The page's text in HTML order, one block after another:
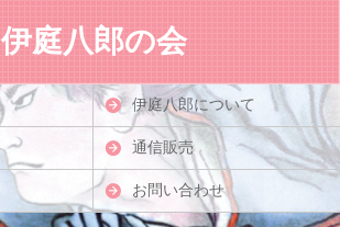
伊庭八郎の会
伊庭八郎について
通信販売
お問い合わせ